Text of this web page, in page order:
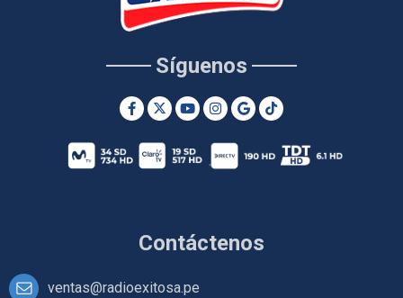
Contáctenos
ventas@radioexitosa.pe
Síguenos